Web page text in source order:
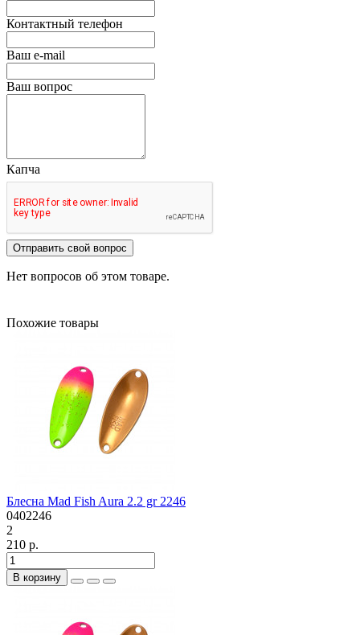
Контактный телефон
Ваш e-mail
Ваш вопрос
Капча
Отправить свой вопрос
Нет вопросов об этом товаре.
Похожие товары
Блесна Mad Fish Aura 2.2 gr 2246
0402246
2
210 р.
В корзину